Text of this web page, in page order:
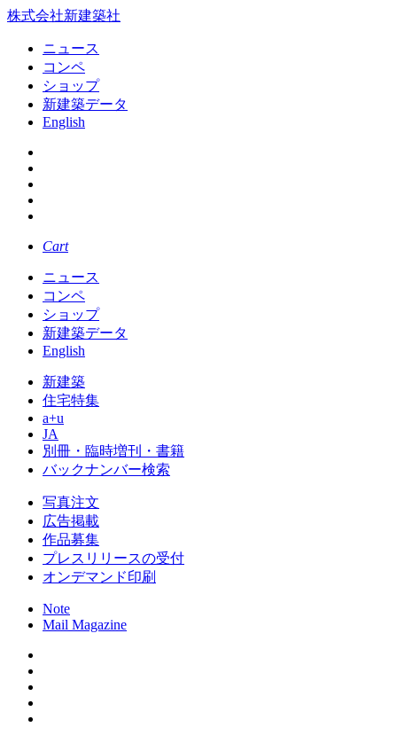
株式会社新建築社
ニュース
コンペ
ショップ
新建築データ
English
Cart
ニュース
コンペ
ショップ
新建築データ
English
新建築
住宅特集
a+u
JA
別冊・臨時増刊・書籍
バックナンバー検索
写真注文
広告掲載
作品募集
プレスリリースの受付
オンデマンド印刷
Note
Mail Magazine